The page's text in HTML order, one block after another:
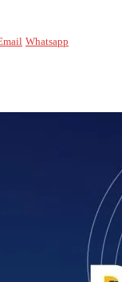
Whatsapp